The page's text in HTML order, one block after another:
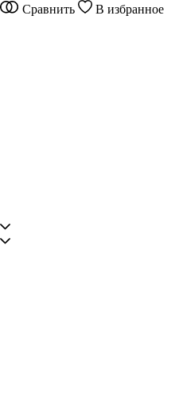
Сравнить
В избранное